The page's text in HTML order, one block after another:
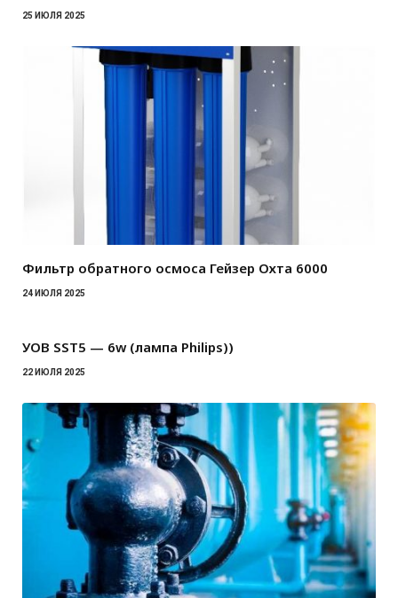
25 ИЮЛЯ 2025
Фильтр обратного осмоса Гейзер Охта 6000
24 ИЮЛЯ 2025
УОВ SST5 — 6w (лампа Philips))
22 ИЮЛЯ 2025